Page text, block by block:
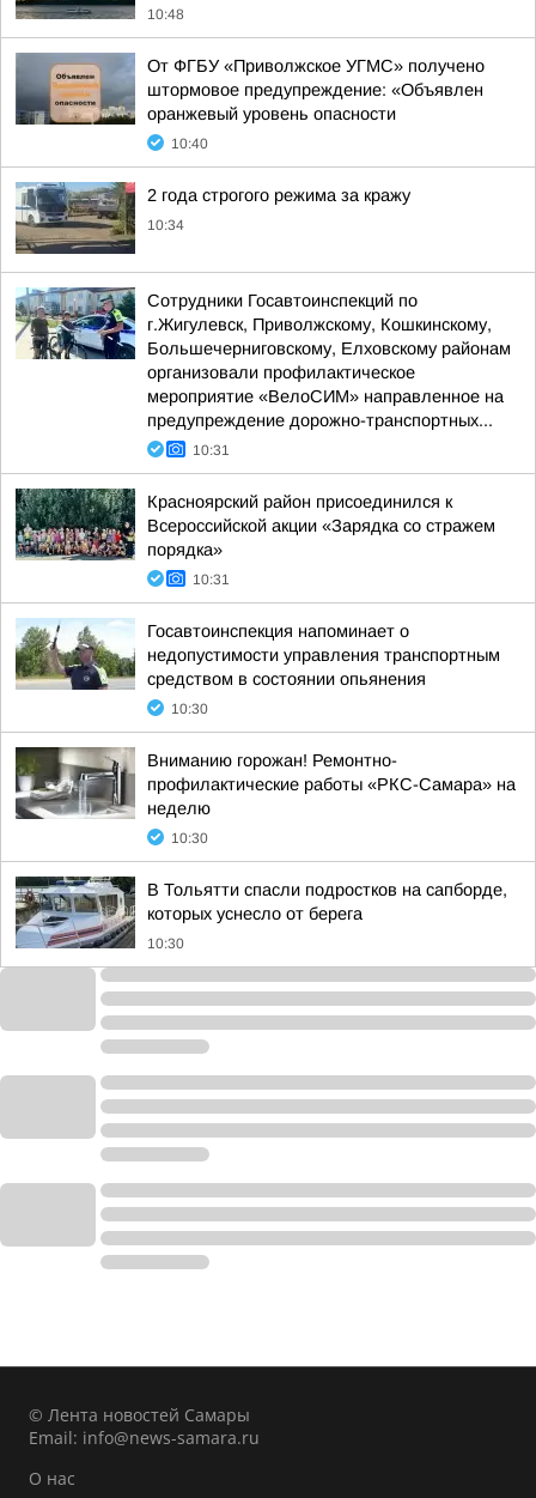
10:48
От ФГБУ «Приволжское УГМС» получено
штормовое предупреждение: «Объявлен
оранжевый уровень опасности
10:40
2 года строгого режима за кражу
10:34
Сотрудники Госавтоинспекций по
г.Жигулевск, Приволжскому, Кошкинскому,
Большечерниговскому, Елховскому районам
организовали профилактическое
мероприятие «ВелоСИМ» направленное на
предупреждение дорожно-транспортных...
10:31
Красноярский район присоединился к
Всероссийской акции «Зарядка со стражем
порядка»
10:31
Госавтоинспекция напоминает о
недопустимости управления транспортным
средством в состоянии опьянения
10:30
Вниманию горожан! Ремонтно-
профилактические работы «РКС-Самара» на
неделю
10:30
В Тольятти спасли подростков на сапборде,
которых уснесло от берега
10:30
© Лента новостей Самары
Email: info@news-samara.ru
О нас